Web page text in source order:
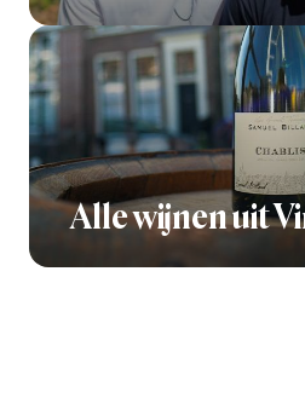
Alle wijnen uit